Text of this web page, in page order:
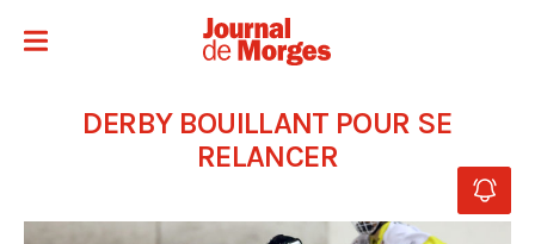
DERBY BOUILLANT POUR SE
RELANCER